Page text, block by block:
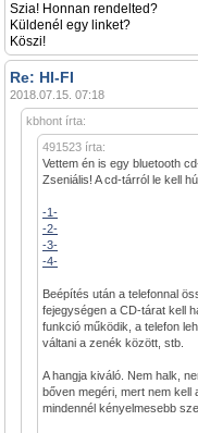
Szia! Honnan rendelted?
Küldenél egy linket?
Köszi!
Re: HI-FI
2018.07.15. 07:18
kbhont írta:
491523 írta:
Vettem én is egy bluetooth
Zseniális! A cd-tárról le kell
-1-
-2-
-3-
-4-
Beépítés után a telefonnal
fejegységen a CD-tárat kell
funkció működik, a telefon
váltani a zenék között, stb.
A hangja kiváló. Nem halk,
bőven megéri, mert nem
mindennél kényelmesebb